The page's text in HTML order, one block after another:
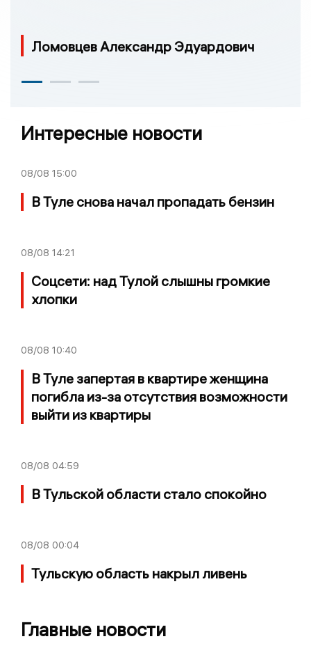
Ломовцев Александр Эдуардович
Интересные новости
08/08 15:00
В Туле снова начал пропадать бензин
08/08 14:21
Соцсети: над Тулой слышны громкие
хлопки
08/08 10:40
В Туле запертая в квартире женщина
погибла из-за отсутствия возможности
выйти из квартиры
08/08 04:59
В Тульской области стало спокойно
08/08 00:04
Тульскую область накрыл ливень
Главные новости